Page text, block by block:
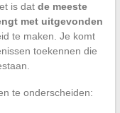
is dat de meeste
met uitgevonden
te maken. Je komt
toekennen die
te onderscheiden: